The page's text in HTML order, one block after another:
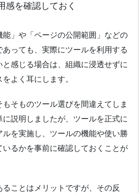
感を確認しておく
」や「ページの公開範囲」などの
っても、実際にツールを利用する
感じる場合は、組織に浸透せずに
よく耳にします。
そものツール選びを間違えてしま
に説明しましたが、ツールを正式に
を実施し、ツールの機能や使い勝
るかを事前に確認しておくことが
ることはメリットですが、その反